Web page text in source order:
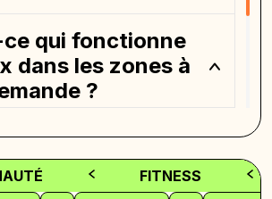
ce qui fonctionne
dans les zones à
?
l’impact des
sur les revenusFITNESS